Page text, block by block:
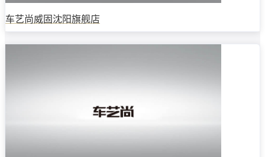
车艺尚威固沈阳旗舰店